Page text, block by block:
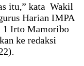
itu,” kata Wakil
Harian IMPA
1 Irto Mamoribo
ke redaksi